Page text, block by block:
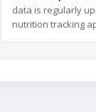
data is regularly
nutrition tracking